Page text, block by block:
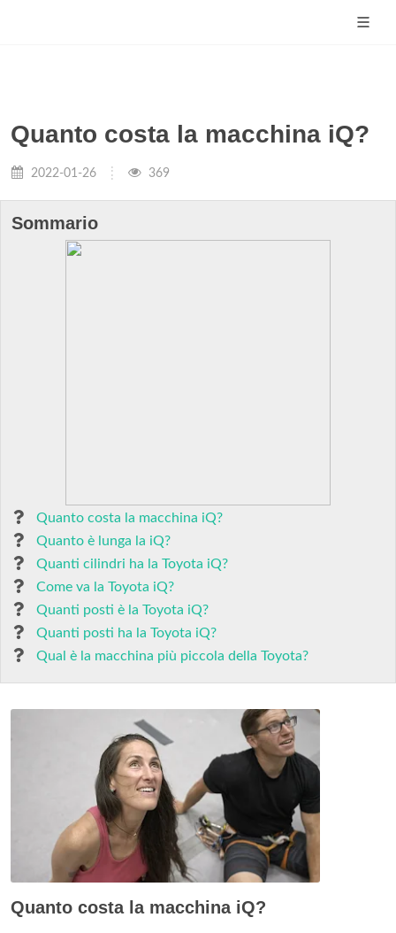
Quanto costa la macchina iQ?
2022-01-26 369
Sommario
Quanto costa la macchina iQ?
Quanto è lunga la iQ?
Quanti cilindri ha la Toyota iQ?
Come va la Toyota iQ?
Quanti posti è la Toyota iQ?
Quanti posti ha la Toyota iQ?
Qual è la macchina più piccola della Toyota?
Quanto costa la macchina iQ?